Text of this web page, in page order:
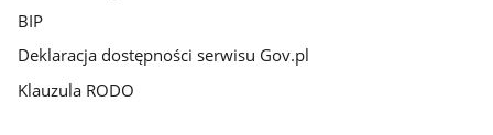
BIP
Deklaracja dostępności serwisu Gov.pl
Klauzula RODO